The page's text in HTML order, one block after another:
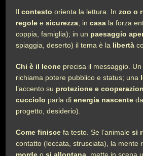
Ilcontesto orienta la lettura. Inzoo o
regole esicurezza; incasa la forza
coppia, famiglia); in un paesaggio
spiaggia, deserto) il tema è la libertà
Chi è il leone precisa il messaggio. Un
richiama potere pubblico e status; una
l’accento su protezione e
cucciolo parla dienergia nascente
progetto, desiderio).
Come finisce fa testo. Se l’animalesi
contatto (leccata, strusciata), la mente